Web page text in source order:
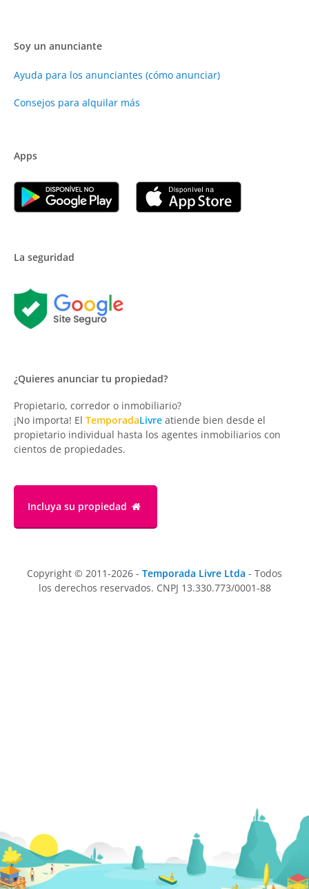
Soy un anunciante
Ayuda para los anunciantes (cómo anunciar)
Consejos para alquilar más
Apps
La seguridad
¿Quieres anunciar tu propiedad?
Propietario, corredor o inmobiliario?
¡No importa! El TemporadaLivre atiende bien desde el
propietario individual hasta los agentes inmobiliarios con
cientos de propiedades.
Incluya su propiedad
Copyright © 2011-2026 - Temporada Livre Ltda - Todos
los derechos reservados. CNPJ 13.330.773/0001-88